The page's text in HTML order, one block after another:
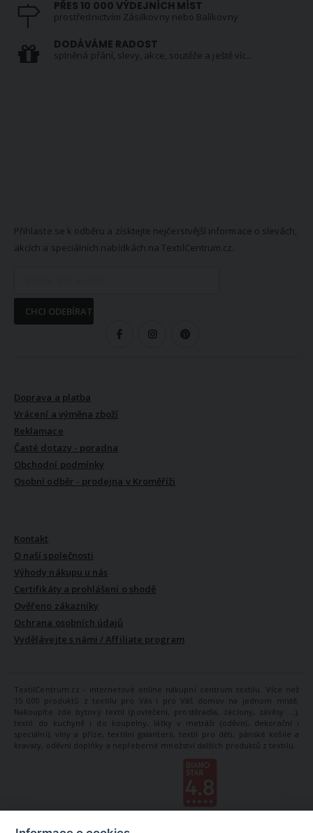
PŘES 10 000 VÝDEJNÍCH MÍST
prostřednictvím Zásilkovny nebo Balíkovny
DODÁVÁME RADOST
splněná přání, slevy, akce, soutěže a ještě víc...
Přihlaste se k odběru a získtejte nejčerstvější informace o slevách,
akcích a speciálních nabídkách na TextilCentrum.cz.
CHCI ODEBÍRAT
Doprava a platba
Vrácení a výměna zboží
Reklamace
Časté dotazy - poradna
Obchodní podmínky
Osobní odběr - prodejna v Kroměříži
Kontakt
O naší společnosti
Výhody nákupu u nás
Certifikáty a prohlášení o shodě
Ověřeno zákazníky
Ochrana osobních údajů
Vydělávejte s námi / Affiliate program
TextilCentrum.cz - internetové online nákupní centrum textilu. Více než
15 000 produktů z textilu pro Vás i pro Váš domov na jednom místě.
Nakoupíte zde bytový textil (povlečení, prostěradla, záclony, závěsy ...),
textil do kuchyně i do koupelny, látky v metráži (oděvní, dekorační i
speciální), vlny a příze, textilní galanterii, textil pro děti, pánské košile a
kravaty, oděvní doplňky a nepřeberné množství dalších produktů z textilu.